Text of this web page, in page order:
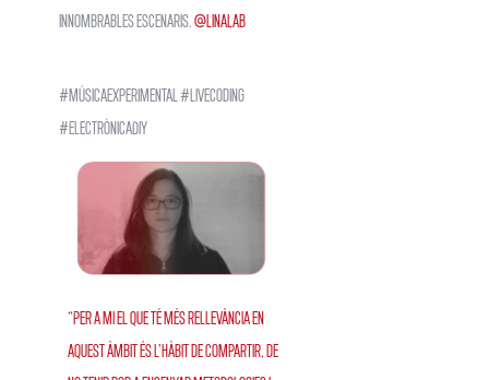
innombrables escenaris. @linalab
#músicaexperimental #livecoding
#ElectrònicaDIY
“Per a mi el que té més rellevància en
aquest àmbit és l'hàbit de compartir, de